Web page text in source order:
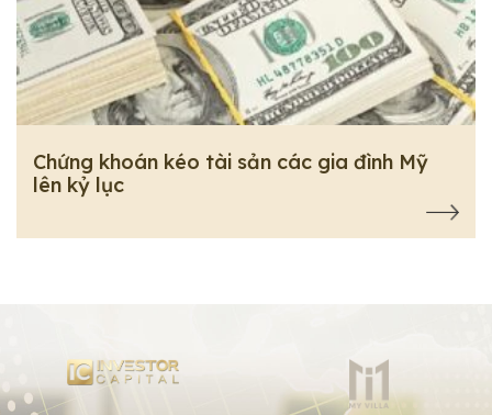
Chứng khoán kéo tài sản các gia đình Mỹ
lên kỷ lục